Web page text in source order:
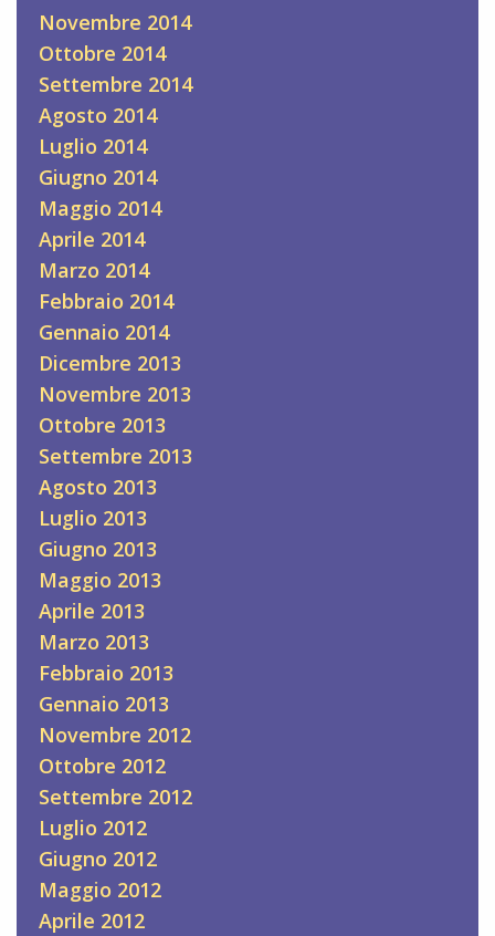
Novembre 2014
Ottobre 2014
Settembre 2014
Agosto 2014
Luglio 2014
Giugno 2014
Maggio 2014
Aprile 2014
Marzo 2014
Febbraio 2014
Gennaio 2014
Dicembre 2013
Novembre 2013
Ottobre 2013
Settembre 2013
Agosto 2013
Luglio 2013
Giugno 2013
Maggio 2013
Aprile 2013
Marzo 2013
Febbraio 2013
Gennaio 2013
Novembre 2012
Ottobre 2012
Settembre 2012
Luglio 2012
Giugno 2012
Maggio 2012
Aprile 2012